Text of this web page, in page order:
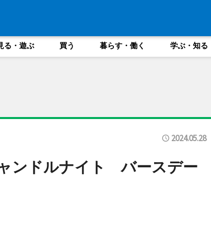
る・遊ぶ 買う 暮らす・働く 学ぶ・知る
2024.05.28
ンドルナイト バースデー